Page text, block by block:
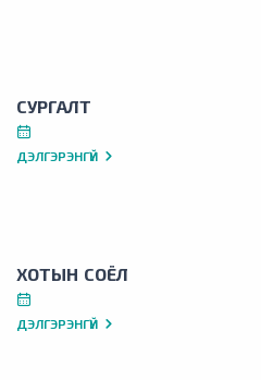
СУРГАЛТ
ДЭЛГЭРЭНГҮЙ
ХОТЫН СОЁЛ
ДЭЛГЭРЭНГҮЙ